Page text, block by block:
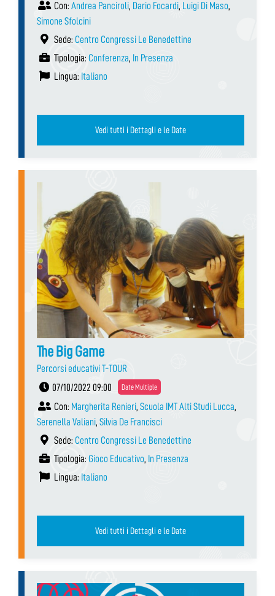
Con: Andrea Panciroli, Dario Focardi, Luigi Di Maso,
Simone Sfolcini
Sede: Centro Congressi Le Benedettine
Tipologia: Conferenza, In Presenza
Lingua: Italiano
Vedi tutti i Dettagli e le Date
The Big Game
Percorsi educativi T-TOUR
07/10/2022 09:00
Date Multiple
Con: Margherita Renieri, Scuola IMT Alti Studi Lucca,
Serenella Valiani, Silvia De Francisci
Sede: Centro Congressi Le Benedettine
Tipologia: Gioco Educativo, In Presenza
Lingua: Italiano
Vedi tutti i Dettagli e le Date